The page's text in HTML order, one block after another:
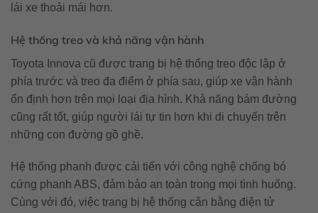
lái xe thoải mái hơn.
Hệ thống treo và khả năng vận hành
Toyota Innova cũ được trang bị hệ thống treo độc lập ở
phía trước và treo đa điểm ở phía sau, giúp xe vận hành
ổn định hơn trên mọi loại địa hình. Khả năng bám đường
cũng rất tốt, giúp người lái tự tin hơn khi di chuyển trên
những con đường gồ ghề.
Hệ thống phanh được cải tiến với công nghệ chống bó
cứng phanh ABS, đảm bảo an toàn trong mọi tình huống.
Cùng với đó, việc trang bị hệ thống cân bằng điện tử